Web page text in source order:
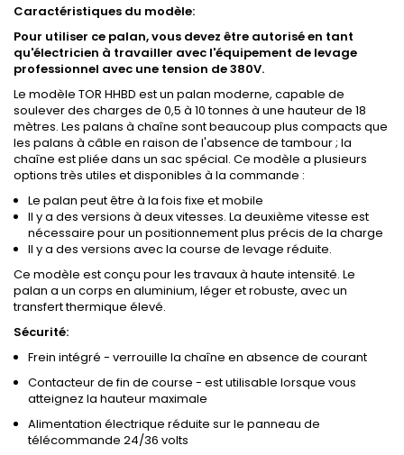
Caractéristiques du modèle:
Pour utiliser ce palan, vous devez être autorisé en tant
qu'électricien à travailler avec l'équipement de levage
professionnel avec une tension de 380V.
Le modèle TOR HHBD est un palan moderne, capable de
soulever des charges de 0,5 à 10 tonnes à une hauteur de 18
mètres. Les palans à chaîne sont beaucoup plus compacts que
les palans à câble en raison de l'absence de tambour ; la
chaîne est pliée dans un sac spécial. Ce modèle a plusieurs
options très utiles et disponibles à la commande :
Le palan peut être à la fois fixe et mobile
Il y a des versions à deux vitesses. La deuxième vitesse est
nécessaire pour un positionnement plus précis de la charge
Il y a des versions avec la course de levage réduite.
Ce modèle est conçu pour les travaux à haute intensité. Le
palan a un corps en aluminium, léger et robuste, avec un
transfert thermique élevé.
Sécurité:
Frein intégré - verrouille la chaîne en absence de courant
Contacteur de fin de course - est utilisable lorsque vous
atteignez la hauteur maximale
Alimentation électrique réduite sur le panneau de
télécommande 24/36 volts